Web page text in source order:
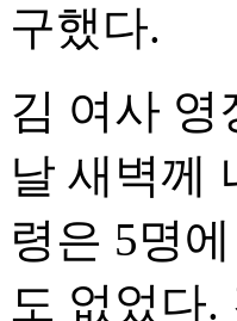
구했다.
김 여사 영
날 새벽께
령은 5명
도 없었다.